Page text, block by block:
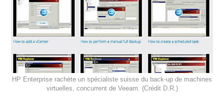
HP Enterprise rachète un spécialiste suisse du back-up de machines
virtuelles, concurrent de Veeam. (Crédit D.R.)